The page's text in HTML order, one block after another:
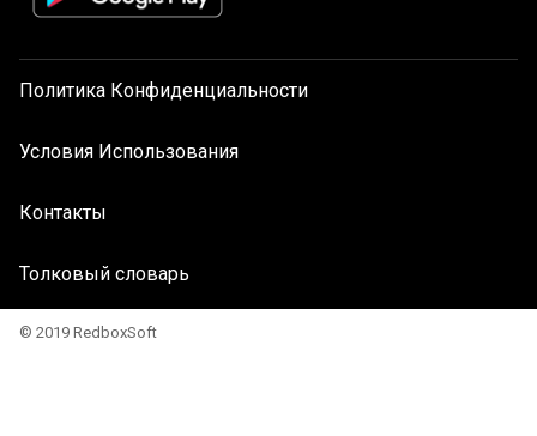
Политика Конфиденциальности
Условия Использования
Контакты
Толковый словарь
© 2019 RedboxSoft